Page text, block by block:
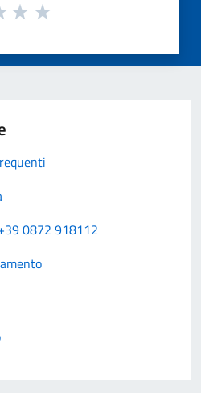
0872 918112